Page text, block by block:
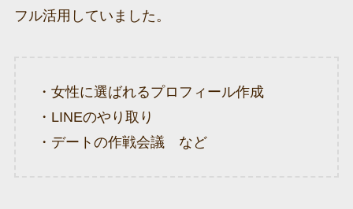
フル活用していました。
・女性に選ばれるプロフィール作成
・LINEのやり取り
・デートの作戦会議 など